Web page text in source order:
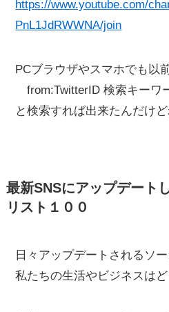
https://www.youtube.com/
PnL1JdRWWNA/join
PCブラウザやスマホでも以
from:TwitterID 検索キーワ
と検索すれば出来たんだけど
最新SNSにアップデート
リスト１００
日々アップデートされるソ
私たちの生活やビジネスは